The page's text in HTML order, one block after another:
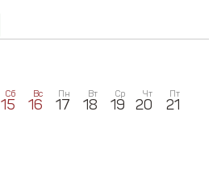
Сб
15
Вс
16
Пн
17
Вт
18
Ср
19
Чт
20
Пт
21